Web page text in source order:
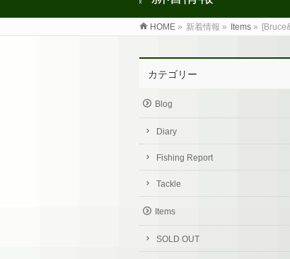
HOME » 新着情報 » Items »
カテゴリー
Blog
Diary
Fishing Report
Tackle
Items
SOLD OUT